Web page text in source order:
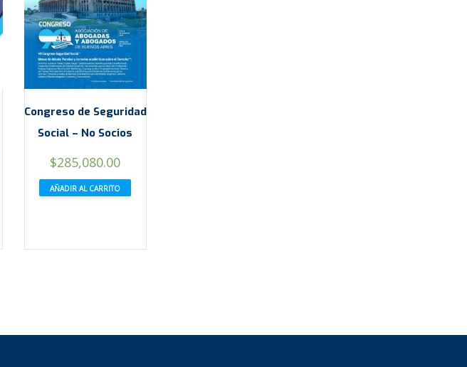
Congreso de Seguridad
Social – No Socios
$285,080.00
AÑADIR AL CARRITO